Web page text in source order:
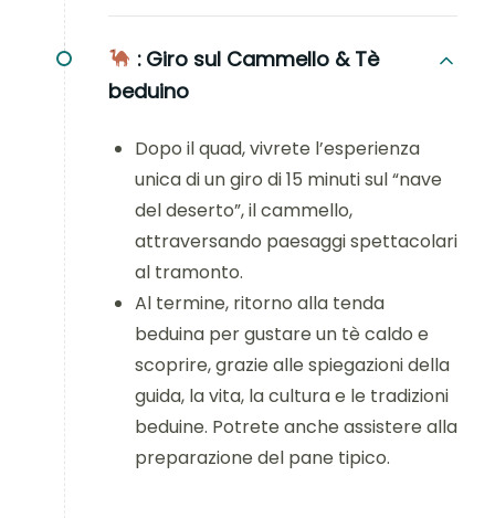
: Giro sul Cammello & Tè
beduino
Dopo il quad, vivrete l’esperienza
unica di un giro di 15 minuti sul “nave
del deserto”, il cammello,
attraversando paesaggi spettacolari
al tramonto.
Al termine, ritorno alla tenda
beduina per gustare un tè caldo e
scoprire, grazie alle spiegazioni della
guida, la vita, la cultura e le tradizioni
beduine. Potrete anche assistere alla
preparazione del pane tipico.